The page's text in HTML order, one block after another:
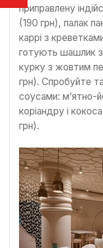
приправлену
(190 грн), палак
каррі з
готують шашлик з
курку з жовтим
грн). Спробуйте
соусами: м’ятно-
коріандру і
грн).